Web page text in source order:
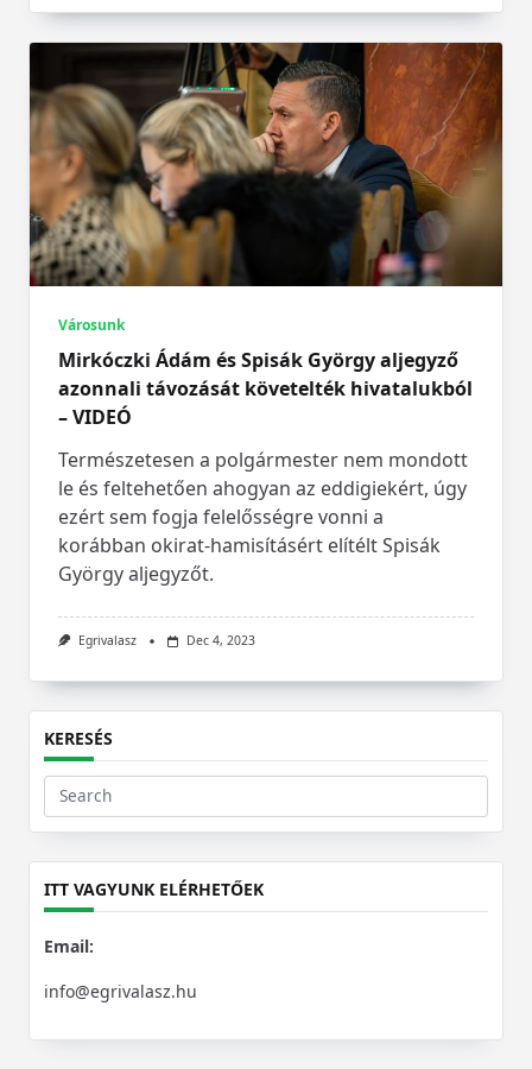
Városunk
Mirkóczki Ádám és Spisák György aljegyző
azonnali távozását követelték hivatalukból
– VIDEÓ
Természetesen a polgármester nem mondott
le és feltehetően ahogyan az eddigiekért, úgy
ezért sem fogja felelősségre vonni a
korábban okirat-hamisításért elítélt Spisák
György aljegyzőt.
Egrivalasz Dec 4, 2023
KERESÉS
Search
for:
ITT VAGYUNK ELÉRHETŐEK
Email:
info@egrivalasz.hu